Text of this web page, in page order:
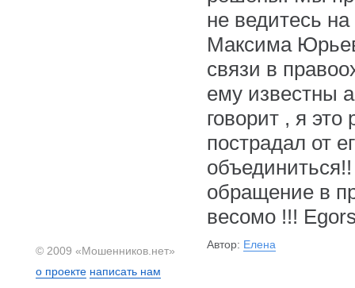
не ведитесь
Максима
связи в
ему известны
говорит , я
пострадал от
обращение в
весомо !!!
Автор: Елена
© 2009 «Мошенников.нет»
о проекте написать нам